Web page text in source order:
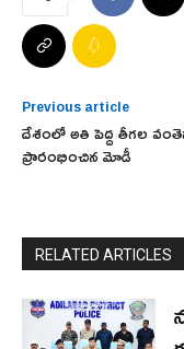
Previous article
దేశంలో అతి పెద్ద తీగల
ప్రారంభించిన మోడీ
RELATED ARTICLES